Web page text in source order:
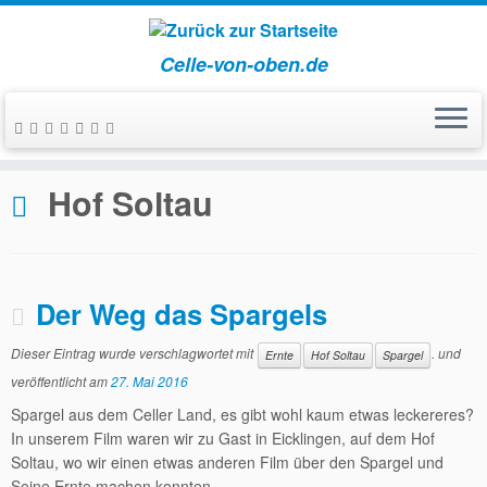
Zum
Inhalt
Celle-von-oben.de
Start » Hof Soltau
Hof Soltau
Der Weg das Spargels
Dieser Eintrag wurde verschlagwortet mit Ernte Hof Soltau Spargel . und
veröffentlicht am27. Mai 2016
Spargel aus dem Celler Land, es gibt wohl kaum etwas leckereres?
In unserem Film waren wir zu Gast in Eicklingen, auf dem Hof
Soltau, wo wir einen etwas anderen Film über den Spargel und